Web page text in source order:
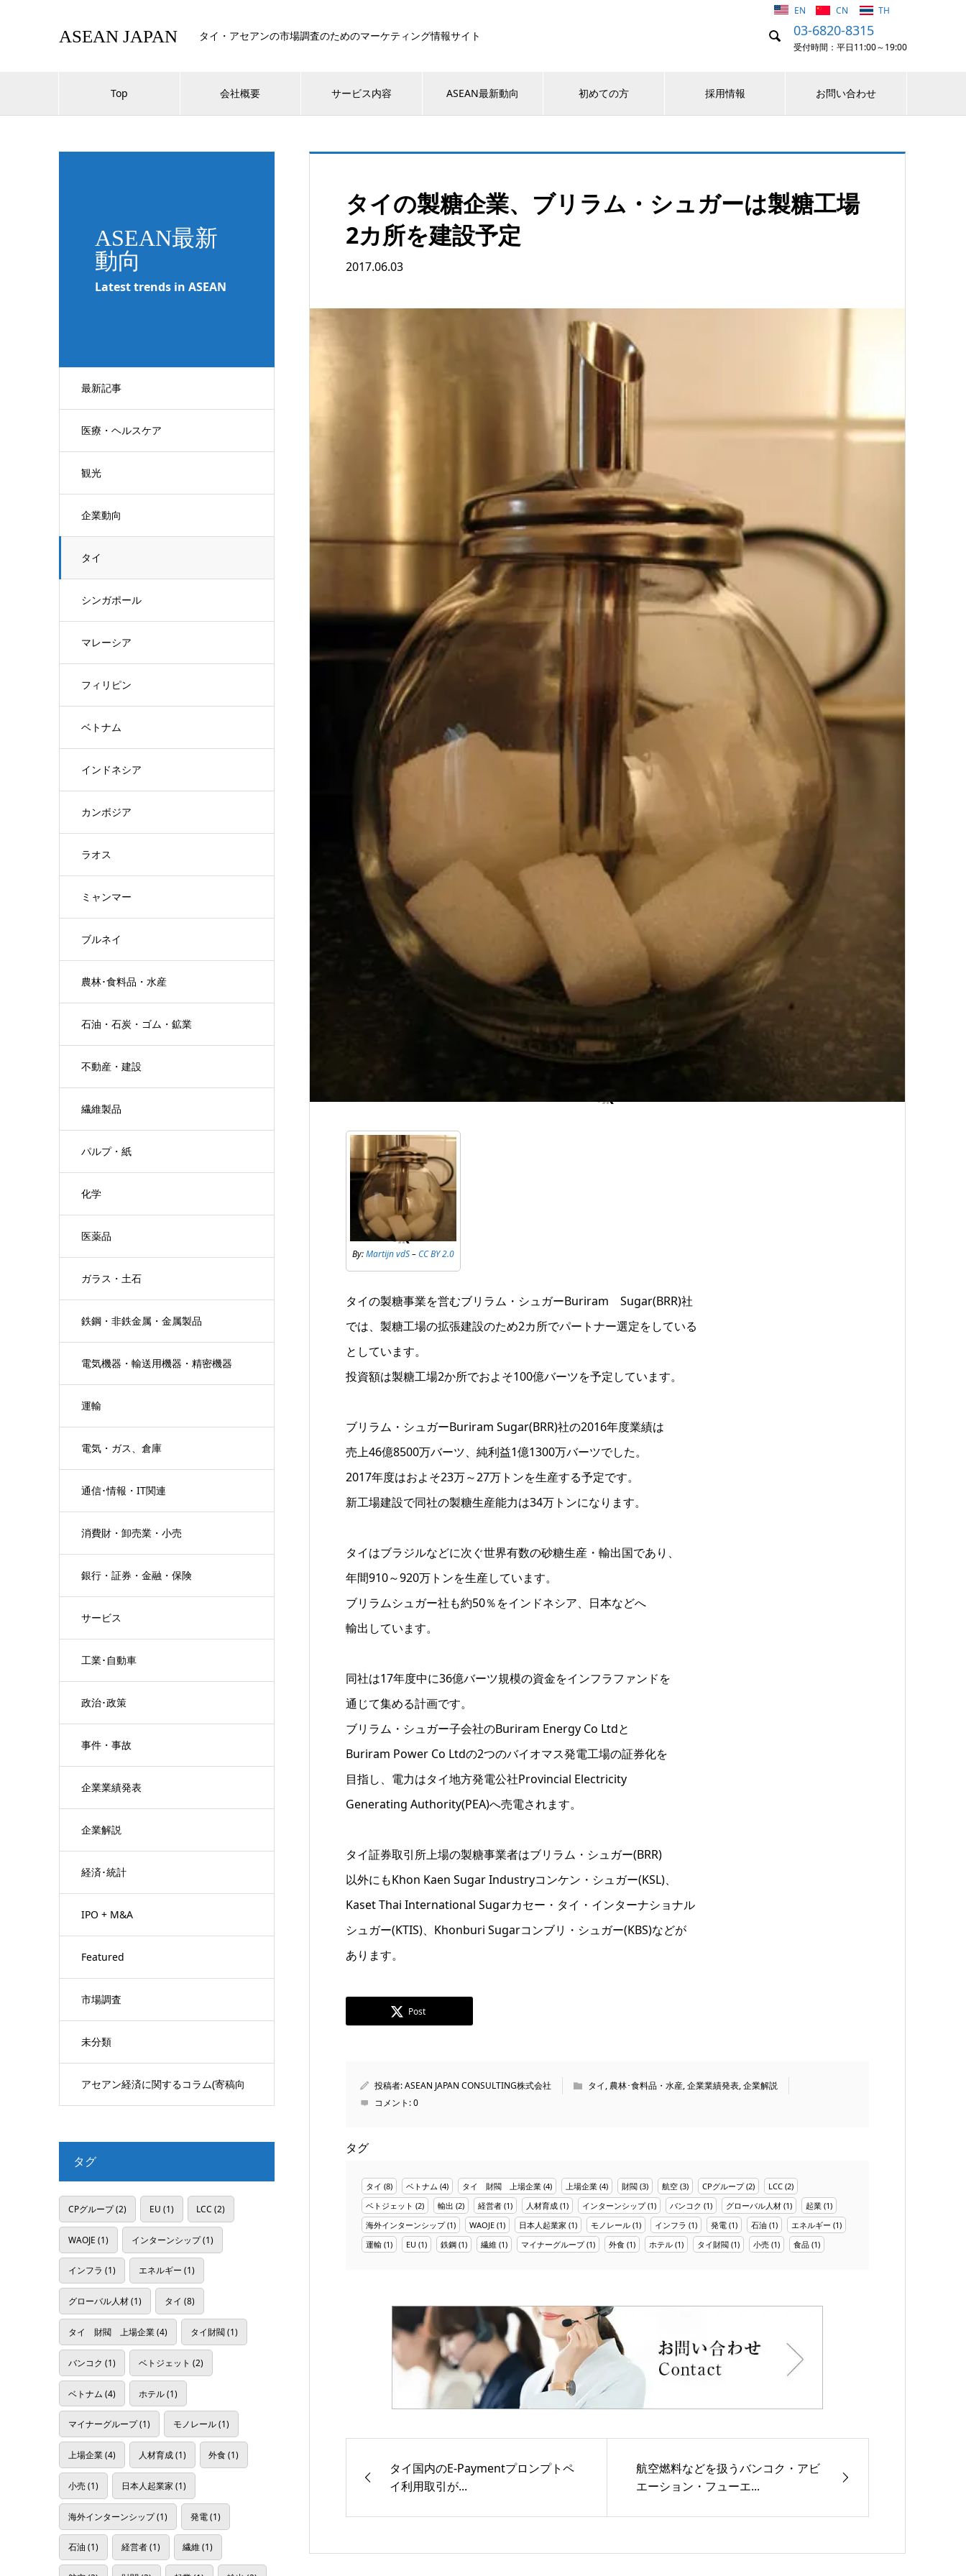
ASEAN JAPAN タイ・アセアンの市場調査のためのマーケティング情報サイト  03-6820-8315
受付時間：平日11:00～19:00
EN CN TH
Top 会社概要 サービス内容 ASEAN最新動向 初めての方 採用情報 お問い合わせ
ASEAN最新
動向
Latest trends in ASEAN
最新記事
医療・ヘルスケア
観光
企業動向
タイ
シンガポール
マレーシア
フィリピン
ベトナム
インドネシア
カンボジア
ラオス
ミャンマー
ブルネイ
農林･食料品・水産
石油・石炭・ゴム・鉱業
不動産・建設
繊維製品
パルプ・紙
化学
医薬品
ガラス・土石
鉄鋼・非鉄金属・金属製品
電気機器・輸送用機器・精密機器
運輸
電気・ガス、倉庫
通信･情報・IT関連
消費財・卸売業・小売
銀行・証券・金融・保険
サービス
工業･自動車
政治･政策
事件・事故
企業業績発表
企業解説
経済･統計
IPO + M&A
Featured
市場調査
未分類
アセアン経済に関するコラム(寄稿向
タイの製糖企業、ブリラム・シュガーは製糖工場
2カ所を建設予定
2017.06.03
By:Martijn vdS–CC BY 2.0
タイの製糖事業を営むブリラム・シュガーBuriram Sugar(BRR)社
では、製糖工場の拡張建設のため2カ所でパートナー選定をしている
としています。
投資額は製糖工場2か所でおよそ100億バーツを予定しています。
ブリラム・シュガーBuriram Sugar(BRR)社の2016年度業績は
売上46億8500万バーツ、純利益1億1300万バーツでした。
2017年度はおよそ23万～27万トンを生産する予定です。
新工場建設で同社の製糖生産能力は34万トンになります。
タイはブラジルなどに次ぐ世界有数の砂糖生産・輸出国であり、
年間910～920万トンを生産しています。
ブリラムシュガー社も約50％をインドネシア、日本などへ
輸出しています。
同社は17年度中に36億バーツ規模の資金をインフラファンドを
通じて集める計画です。
ブリラム・シュガー子会社のBuriram Energy Co Ltdと
Buriram Power Co Ltdの2つのバイオマス発電工場の証券化を
目指し、電力はタイ地方発電公社Provincial Electricity
Generating Authority(PEA)へ売電されます。
タイ証券取引所上場の製糖事業者はブリラム・シュガー(BRR)
以外にもKhon Kaen Sugar Industryコンケン・シュガー(KSL)、
Kaset Thai International Sugarカセー・タイ・インターナショナル
シュガー(KTIS)、Khonburi Sugarコンブリ・シュガー(KBS)などが
あります。
Post
投稿者:ASEAN JAPAN CONSULTING株式会社 タイ, 農林･食料品・水産,企業業績発表,企業解説
コメント:0
タグ
タイ (8) ベトナム (4) タイ 財閥 上場企業 (4) 上場企業 (4) 財閥 (3) 航空 (3) CPグループ(2) LCC (2)
ベトジェット (2) 輸出 (2) 経営者 (1) 人材育成 (1) インターンシップ(1) バンコク (1) グローバル人材 (1) 起業 (1)
海外インターンシップ(1) WAOJE (1) 日本人起業家 (1) モノレール (1) インフラ (1) 発電 (1) 石油 (1) エネルギー (1)
運輸 (1) EU (1) 鉄鋼 (1) 繊維 (1) マイナーグループ(1) 外食 (1) ホテル (1) タイ財閥 (1) 小売 (1) 食品 (1)
タイ国内のE-Paymentプロンプトペ
イ利用取引が...
航空燃料などを扱うバンコク・アビ
エーション・フューエ...
タグ
CPグループ(2) EU (1) LCC (2)
WAOJE (1) インターンシップ(1)
インフラ (1) エネルギー (1)
グローバル人材(1) タイ (8)
タイ 財閥 上場企業(4) タイ財閥(1)
バンコク (1) ベトジェット (2)
ベトナム (4) ホテル(1)
マイナーグループ(1) モノレール(1)
上場企業(4) 人材育成(1) 外食(1)
小売(1) 日本人起業家 (1)
海外インターンシップ(1) 発電(1)
石油 (1) 経営者(1) 繊維(1)